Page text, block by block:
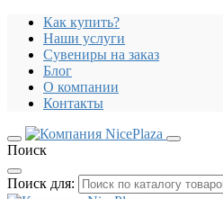
Как купить?
Наши услуги
Сувениры на заказ
Блог
О компании
Контакты
Поиск
Поиск для: